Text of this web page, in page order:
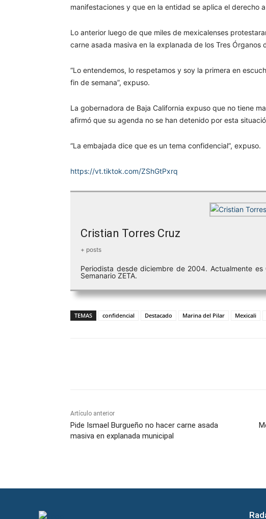
manifestaciones y que en la entidad se aplica el derecho
Lo anterior luego de que miles de mexicalenses
carne asada masiva en la explanada de los Tres Órganos
“Lo entendemos, lo respetamos y soy la primera en
fin de semana”, expuso.
La gobernadora de Baja California expuso que no tiene
afirmó que su agenda no se han detenido por esta
“La embajada dice que es un tema confidencial”, expuso.
https://vt.tiktok.com/ZShGtPxrq
Cristian Torres Cruz
+ posts
Periodista desde diciembre de 2004. Actualmente
Semanario ZETA.
TEMAS confidencial Destacado Marina del Pilar Mexicali
Artículo anterior
Pide Ismael Burgueño no hacer carne asada
masiva en explanada municipal